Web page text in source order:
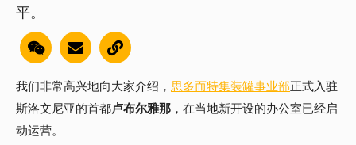
平。
我们非常高兴地向大家介绍， 思多而特集装罐事业部正式入驻
斯洛文尼亚的首都卢布尔雅那 ，在当地新开设的办公室已经启
动运营。